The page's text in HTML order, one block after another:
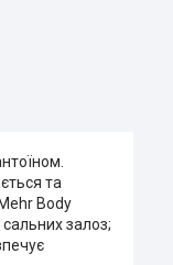
та
Body
залоз;